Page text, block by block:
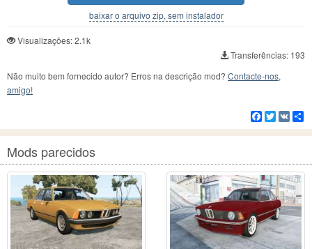
baixar o arquivo zip, sem instalador
Visualizações: 2.1k
Transferências: 193
Não muito bem fornecido autor? Erros na descrição mod? Contacte-nos,
amigo!
Facebook
Twitter
VK
Mods parecidos